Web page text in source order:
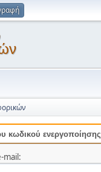
κωδικού ενεργοποίησης
mail: